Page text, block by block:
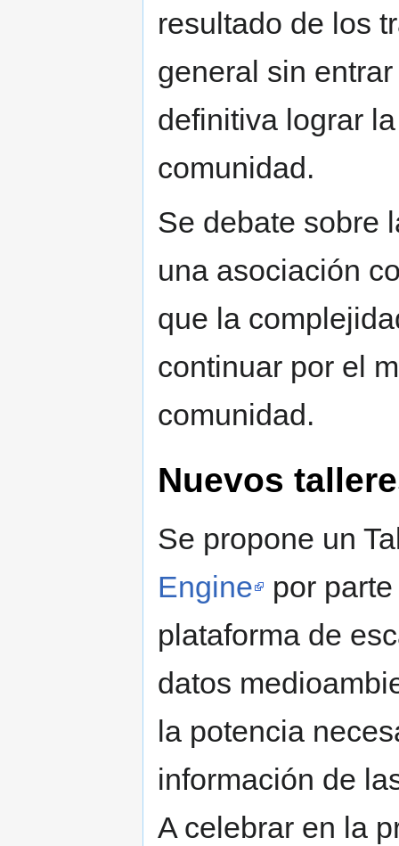
resultado de los
general sin
definitiva lograr
comunidad.
Se debate sobre
una asociación
que la
continuar por el
comunidad.
Nuevos
Se propone un
Engine
por
plataforma de
datos
la potencia
información de
A celebrar en la